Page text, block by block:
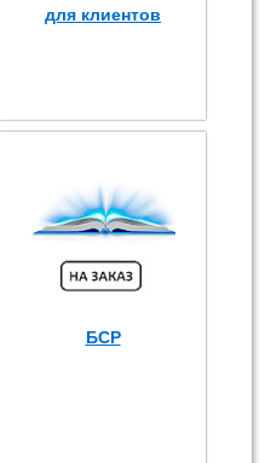
для клиентов
БСР